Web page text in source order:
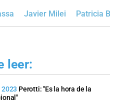
Javier Milei Patricia
leer:
2023 Perotti: "Es la hora de la